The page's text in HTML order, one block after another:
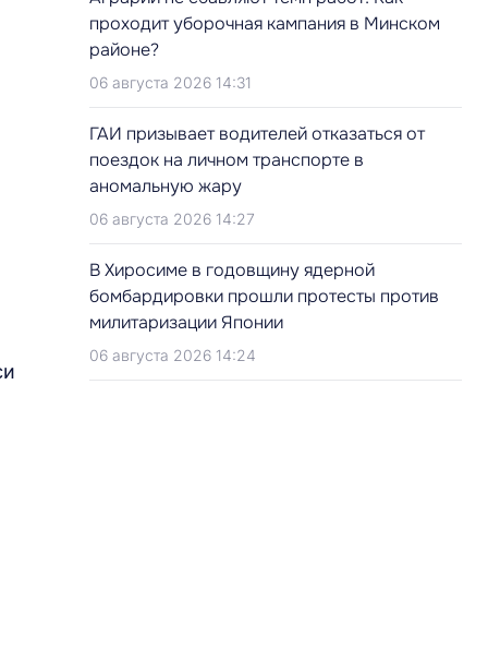
проходит уборочная кампания в Минском
районе?
06 августа 2026 14:31
ГАИ призывает водителей отказаться от
поездок на личном транспорте в
аномальную жару
06 августа 2026 14:27
В Хиросиме в годовщину ядерной
бомбардировки прошли протесты против
милитаризации Японии
06 августа 2026 14:24